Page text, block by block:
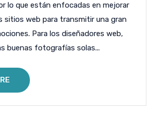
lo que están enfocadas en mejorar
sitios web para transmitir una gran
Para los diseñadores web,
buenas fotografías solas...